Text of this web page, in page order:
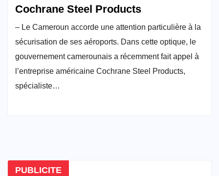
Cochrane Steel Products
– Le Cameroun accorde une attention particulière à la
sécurisation de ses aéroports. Dans cette optique, le
gouvernement camerounais a récemment fait appel à
l’entreprise américaine Cochrane Steel Products,
spécialiste…
PUBLICITE